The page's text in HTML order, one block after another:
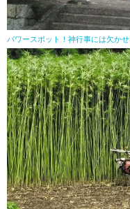
パワースポット！神行事には欠か